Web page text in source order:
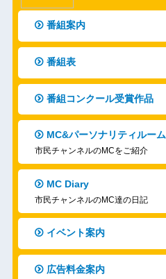
番組案内
番組表
番組コンクール受賞作品
MC&パーソナリティルーム
市民チャンネルのMCをご紹介
MC Diary
市民チャンネルのMC達の日記
イベント案内
広告料金案内